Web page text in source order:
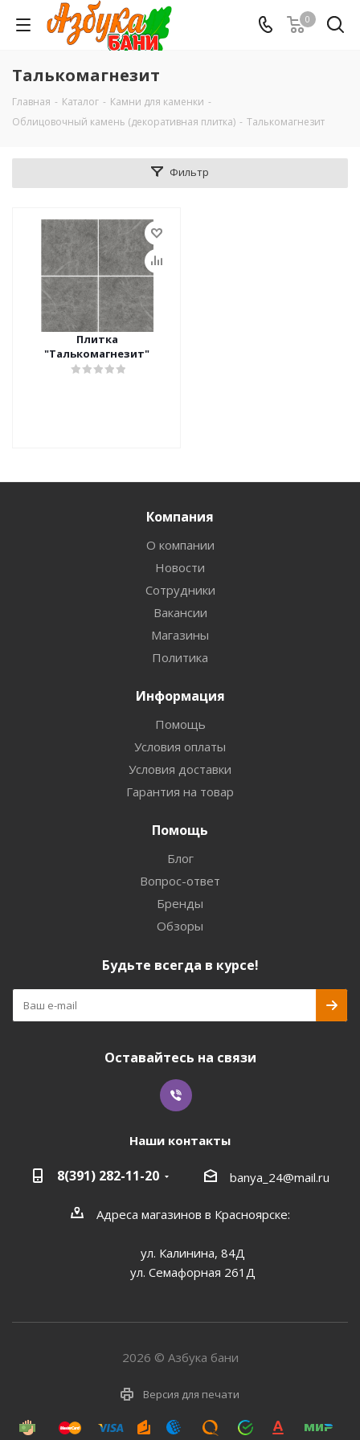
0
Талькомагнезит
Главная - Каталог - Камни для каменки -
Облицовочный камень (декоративная плитка) - Талькомагнезит
Фильтр
Плитка
"Талькомагнезит"
Компания
О компании
Новости
Сотрудники
Вакансии
Магазины
Политика
Информация
Помощь
Условия оплаты
Условия доставки
Гарантия на товар
Помощь
Блог
Вопрос-ответ
Бренды
Обзоры
Будьте всегда в курсе!
Оставайтесь на связи
Наши контакты
8(391) 282-11-20 banya_24@mail.ru
Адреса магазинов в Красноярске:
ул. Калинина, 84Д
ул. Семафорная 261Д
2026 © Азбука бани
Версия для печати